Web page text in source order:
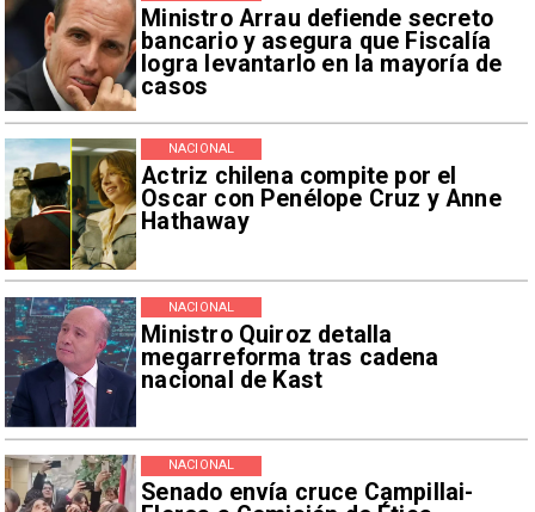
Ministro Arrau defiende secreto
bancario y asegura que Fiscalía
logra levantarlo en la mayoría de
casos
Actriz chilena compite por el
Oscar con Penélope Cruz y Anne
Hathaway
NACIONAL
Ministro Quiroz detalla
megarreforma tras cadena
nacional de Kast
NACIONAL
Senado envía cruce Campillai-
NACIONAL